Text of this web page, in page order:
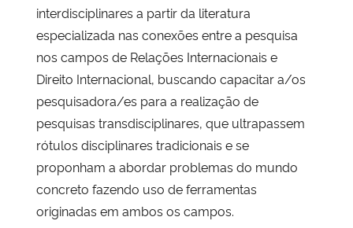
interdisciplinares a partir da literatura
especializada nas conexões entre a pesquisa
nos campos de Relações Internacionais e
Direito Internacional, buscando capacitar a/os
pesquisadora/es para a realização de
pesquisas transdisciplinares, que ultrapassem
rótulos disciplinares tradicionais e se
proponham a abordar problemas do mundo
concreto fazendo uso de ferramentas
originadas em ambos os campos.